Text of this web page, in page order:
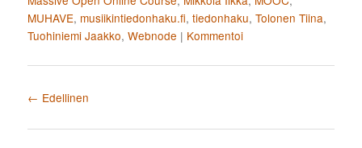
MUHAVE, musiikintiedonhaku.fi,tiedonhaku,Tolonen Tiina,
Tuohiniemi Jaakko,Webnode | Kommentoi
Artikkelien selaus
← Edellinen